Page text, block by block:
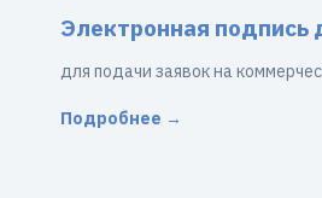
Электронная подпись
для подачи заявок на
Подробнее →